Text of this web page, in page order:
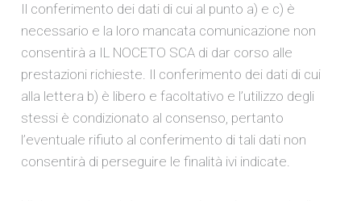
Il conferimento dei dati di cui al punto a) e c) è
necessario e la loro mancata comunicazione non
consentirà a IL NOCETO SCA di dar corso alle
prestazioni richieste. Il conferimento dei dati di cui
alla lettera b) è libero e facoltativo e l’utilizzo degli
stessi è condizionato al consenso, pertanto
l’eventuale rifiuto al conferimento di tali dati non
consentirà di perseguire le finalità ivi indicate.